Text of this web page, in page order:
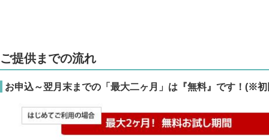
ご提供までの流れ
お申込～翌月末までの「最大二ヶ月」は『無料』です！(※